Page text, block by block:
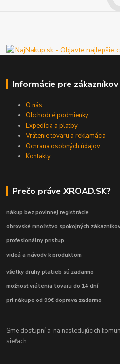
Informácie pre zákazníkov
O nás
Obchodné podmienky
Expedícia a platby
Vrátenie tovaru a reklamácia
Ochrana osobných údajov
Kontakty
Prečo práve XROAD.SK?
nákup bez povinnej registrácie
obrovské množstvo spokojných zákazníkov
profesionálny prístup
videá a návody k produktom
všetky druhy platieb sú zadarmo
možnosť vrátenia tovaru do 14 dní
pri nákupe od 99€ doprava zadarmo
Sme dostupní aj na nasledujúcich
sieťach: